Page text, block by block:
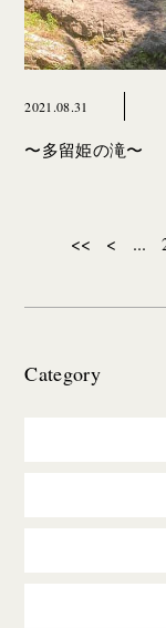
2021.08.31
〜多留姫の滝〜
<< < ...
Category